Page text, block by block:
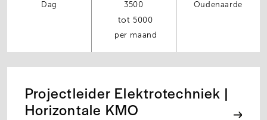
Dag
3500
5000
per maand
Oudenaarde
Projectleider Elektrotechniek |
Horizontale KMO